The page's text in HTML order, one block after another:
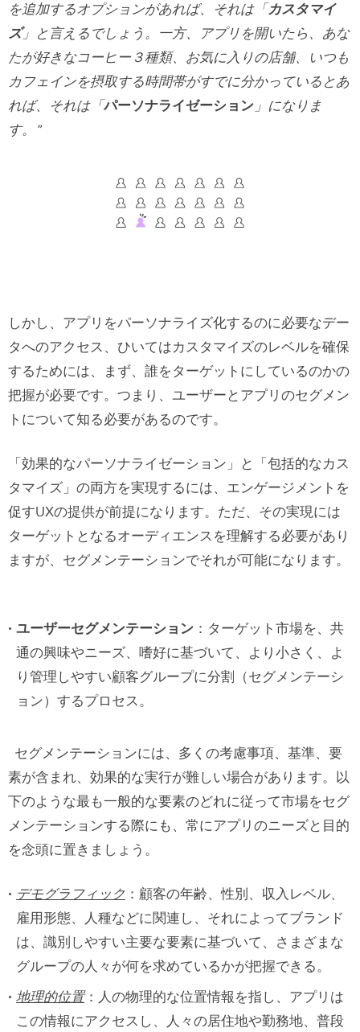
を追加するオプションがあれば、それは「 カスタマイ
ズ」と言えるでしょう。一方、アプリを開いたら、あな
たが好きなコーヒー３種類、お気に入りの店舗、いつも
カフェインを摂取する時間帯がすでに分かっているとあ
れば、それは「パーソナライゼーション 」になりま
す。”
しかし、アプリをパーソナライズ化するのに必要なデー
タへのアクセス、ひいてはカスタマイズのレベルを確保
するためには、まず、誰をターゲットにしているのかの
把握が必要です。つまり、ユーザーとアプリのセグメン
トについて知る必要があるのです。
「効果的なパーソナライゼーション」と「包括的なカス
タマイズ」の両方を実現するには、エンゲージメントを
促すUXの提供が前提になります。ただ、その実現には
ターゲットとなるオーディエンスを理解する必要があり
ますが、セグメンテーションでそれが可能になります。
ユーザーセグメンテーション ：ターゲット市場を、共
通の興味やニーズ、嗜好に基づいて、より小さく、よ
り管理しやすい顧客グループに分割（セグメンテーシ
ョン）するプロセス。
セグメンテーションには、多くの考慮事項、基準、要
素が含まれ、効果的な実行が難しい場合があります。以
下のような最も一般的な要素のどれに従って市場をセグ
メンテーションする際にも、常にアプリのニーズと目的
を念頭に置きましょう。
デモグラフィック ：顧客の年齢、性別、収入レベル、
雇用形態、人種などに関連し、それによってブランド
は、識別しやすい主要な要素に基づいて、さまざまな
グループの人々が何を求めているかが把握できる。
地理的位置：人の物理的な位置情報を指し、アプリは
この情報にアクセスし、人々の居住地や勤務地、普段